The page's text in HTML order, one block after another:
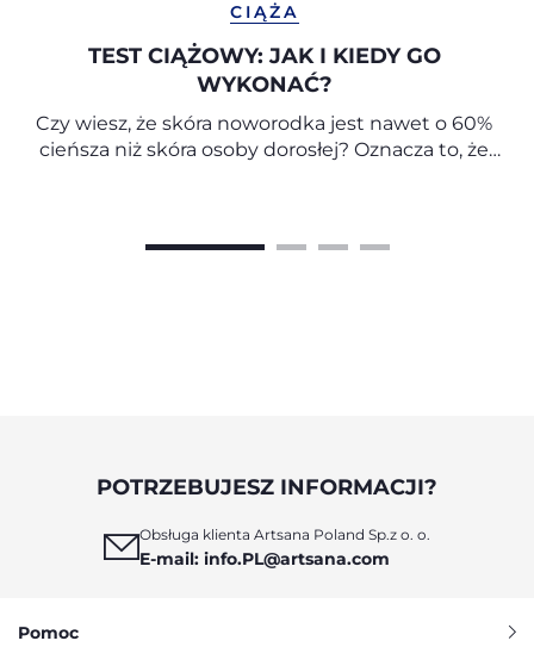
CIĄŻA
TEST CIĄŻOWY: JAK I KIEDY GO
WYKONAĆ?
Czy wiesz, że skóra noworodka jest nawet o 60%
cieńsza niż skóra osoby dorosłej? Oznacza to, że
niemowlęcia używać kosmetyków
POTRZEBUJESZ INFORMACJI?
Obsługa klienta Artsana Poland Sp.z o. o.
E-mail: info.PL@artsana.com
Pomoc